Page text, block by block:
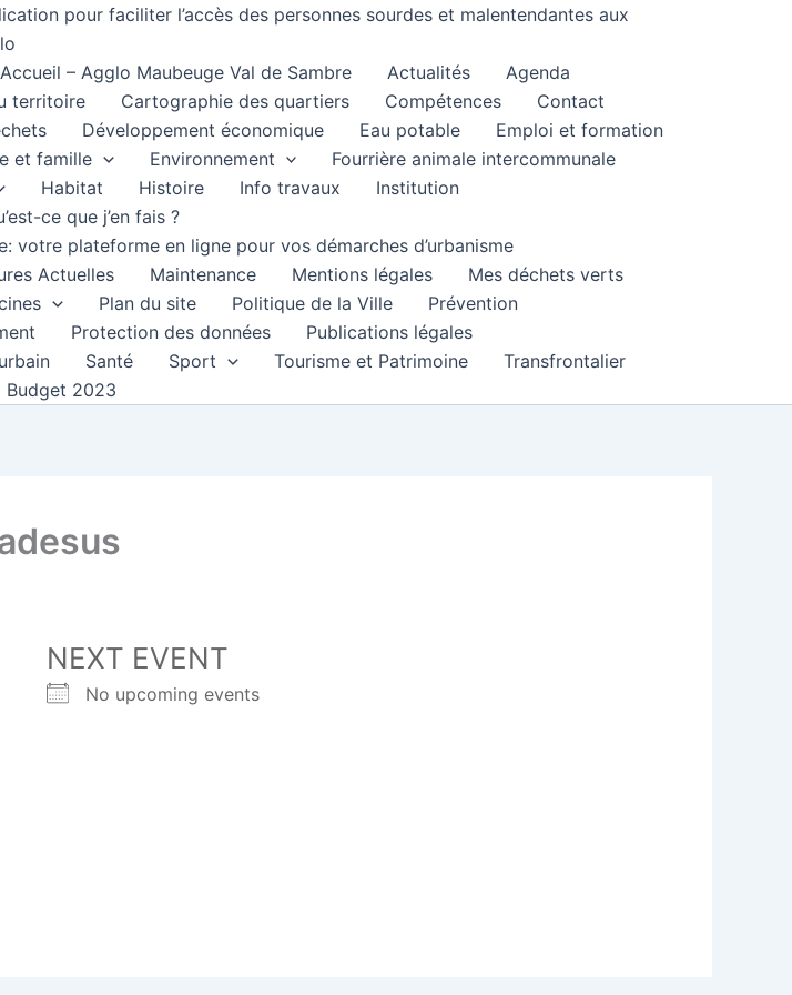
pour faciliter l’accès des personnes sourdes et malentendantes aux
Accueil – Agglo Maubeuge Val de Sambre Actualités
Agenda
territoire
Cartographie des quartiers Compétences
Contact
Développement économique Eau potable
Emploi et formation
et famille
Environnement
Fourrière animale intercommunale
Habitat Histoire Info travaux
Institution
ce que j’en fais ?
votre plateforme en ligne pour vos démarches d’urbanisme
Actuelles
Maintenance Mentions légales
Mes déchets verts
Plan du site Politique de la Ville
Prévention
Protection des données
Publications légales
Santé Sport Tourisme et Patrimoine
Transfrontalier
Budget 2023
NEXT EVENT
No upcoming events